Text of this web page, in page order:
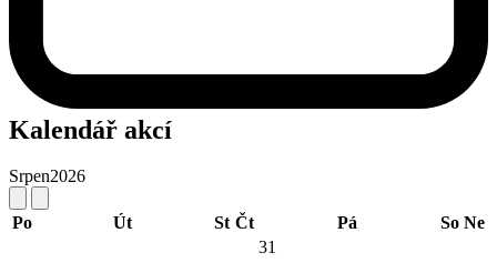
Kalendář akcí
Srpen2026
Po Út St Čt Pá So Ne
31